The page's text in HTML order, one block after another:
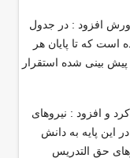
افزود : در جدول
که تا پایان هر
بینی شده استقرار
و افزود : نیروهای
این پایه به دانش
حق التدریس